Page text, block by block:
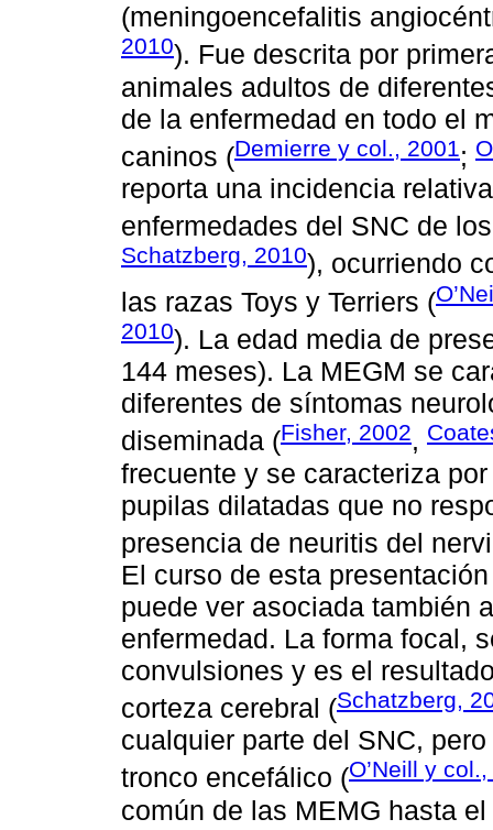
(meningoencefalitis
2010). Fue descrita por
animales adultos de
de la enfermedad en todo el
caninos (Demierre y col., 2001;
reporta una incidencia
enfermedades del SNC de
Schatzberg, 2010), ocurriendo
las razas Toys y Terriers (
2010). La edad media de
144 meses). La MEGM se
diferentes de síntomas
diseminada (Fisher, 2002,
frecuente y se caracteriza
pupilas dilatadas que no
presencia de neuritis del
El curso de esta
puede ver asociada también
enfermedad. La forma focal,
convulsiones y es el
corteza cerebral (Schatzberg,
cualquier parte del SNC,
tronco encefálico (O’Neill y
común de las MEMG hasta